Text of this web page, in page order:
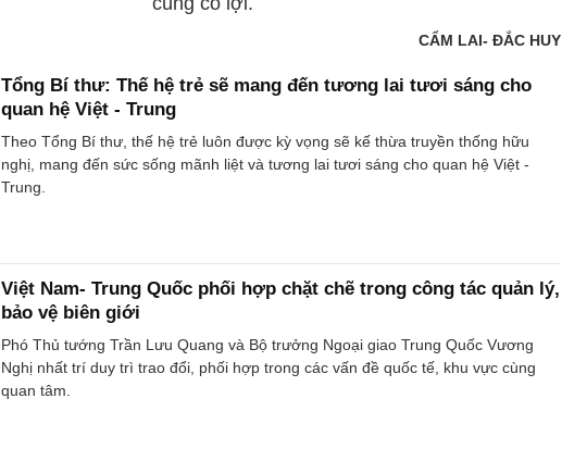
CẨM LAI- ĐẮC HUY
Tổng Bí thư: Thế hệ trẻ sẽ mang đến tương lai tươi sáng cho
quan hệ Việt - Trung
Theo Tổng Bí thư, thế hệ trẻ luôn được kỳ vọng sẽ kế thừa truyền thống hữu
nghị, mang đến sức sống mãnh liệt và tương lai tươi sáng cho quan hệ Việt -
Trung.
Việt Nam- Trung Quốc phối hợp chặt chẽ trong công tác quản lý,
bảo vệ biên giới
Phó Thủ tướng Trần Lưu Quang và Bộ trưởng Ngoại giao Trung Quốc Vương
Nghị nhất trí duy trì trao đổi, phối hợp trong các vấn đề quốc tế, khu vực cùng
quan tâm.